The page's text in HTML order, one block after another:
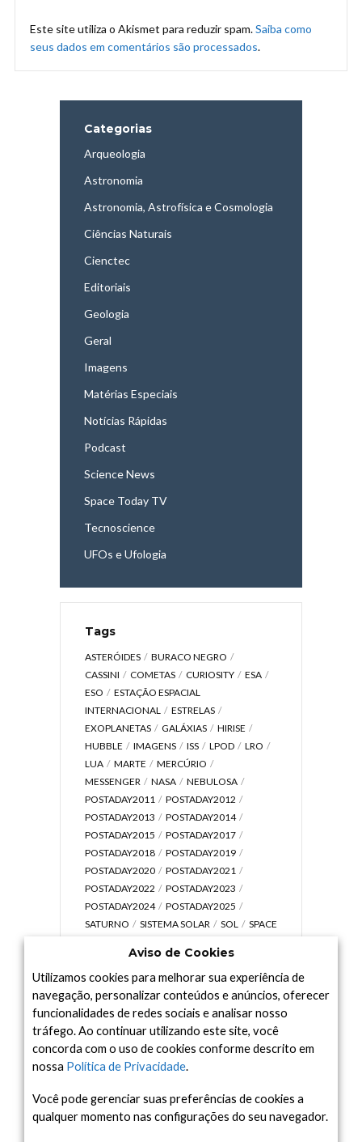
Este site utiliza o Akismet para reduzir spam.Saiba como
seus dados em comentários são processados.
Categorias
Arqueologia
Astronomia
Astronomia, Astrofísica e Cosmologia
Ciências Naturais
Cienctec
Editoriais
Geologia
Geral
Imagens
Matérias Especiais
Notícias Rápidas
Podcast
Science News
Space Today TV
Tecnoscience
UFOs e Ufologia
Tags
ASTERÓIDES
BURACO NEGRO
CASSINI
COMETAS CURIOSITY
ESA
ESO
ESTAÇÃO ESPACIAL
INTERNACIONAL
ESTRELAS
EXOPLANETAS
GALÁXIAS
HIRISE
HUBBLE
IMAGENS ISS LPOD
LRO
LUA
MARTE
MERCÚRIO
MESSENGER
NASA
NEBULOSA
POSTADAY2011
POSTADAY2012
POSTADAY2013
POSTADAY2014
POSTADAY2015
POSTADAY2017
POSTADAY2018
POSTADAY2019
POSTADAY2020
POSTADAY2021
POSTADAY2022
POSTADAY2023
POSTADAY2024
POSTADAY2025
SATURNO
SISTEMA SOLAR SOL
SPACE
UNIVERSO
VÍDEO
Arquivo
Arquivo
Aviso de Cookies
Utilizamos cookies para melhorar sua experiência de
navegação, personalizar conteúdos e anúncios, oferecer
funcionalidades de redes sociais e analisar nosso
tráfego. Ao continuar utilizando este site, você
concorda com o uso de cookies conforme descrito em
nossa Política de Privacidade.
Você pode gerenciar suas preferências de cookies a
qualquer momento nas configurações do seu navegador.